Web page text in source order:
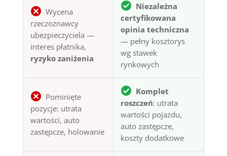
Wycena
rzeczoznawcy
ubezpieczyciela —
interes płatnika,
ryzyko zaniżenia
Niezależna
certyfikowana
opinia techniczna
— pełny kosztorys
wg stawek
rynkowych
Pominięte
pozycje: utrata
wartości, auto
zastępcze, holowanie
Komplet
roszczeń: utrata
wartości pojazdu,
auto zastępcze,
koszty dodatkowe